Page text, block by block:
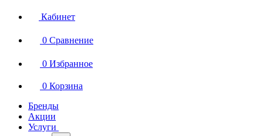
Кабинет
0 Сравнение
0 Избранное
0 Корзина
Бренды
Акции
Услуги